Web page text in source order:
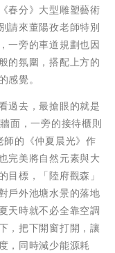
春分》大型雕塑藝術
請來董陽孜老師特別
一旁的車道規劃也因
的氛圍，搭配上方的
感覺。
過去，最搶眼的就是
面，一旁的接待櫃則
的《仲夏晨光》作
完美將自然元素與大
目標，「陸府觀森」
戶外池塘水景的落地
天時就不必全靠空調
，把下開窗打開，讓
，同時減少能源耗